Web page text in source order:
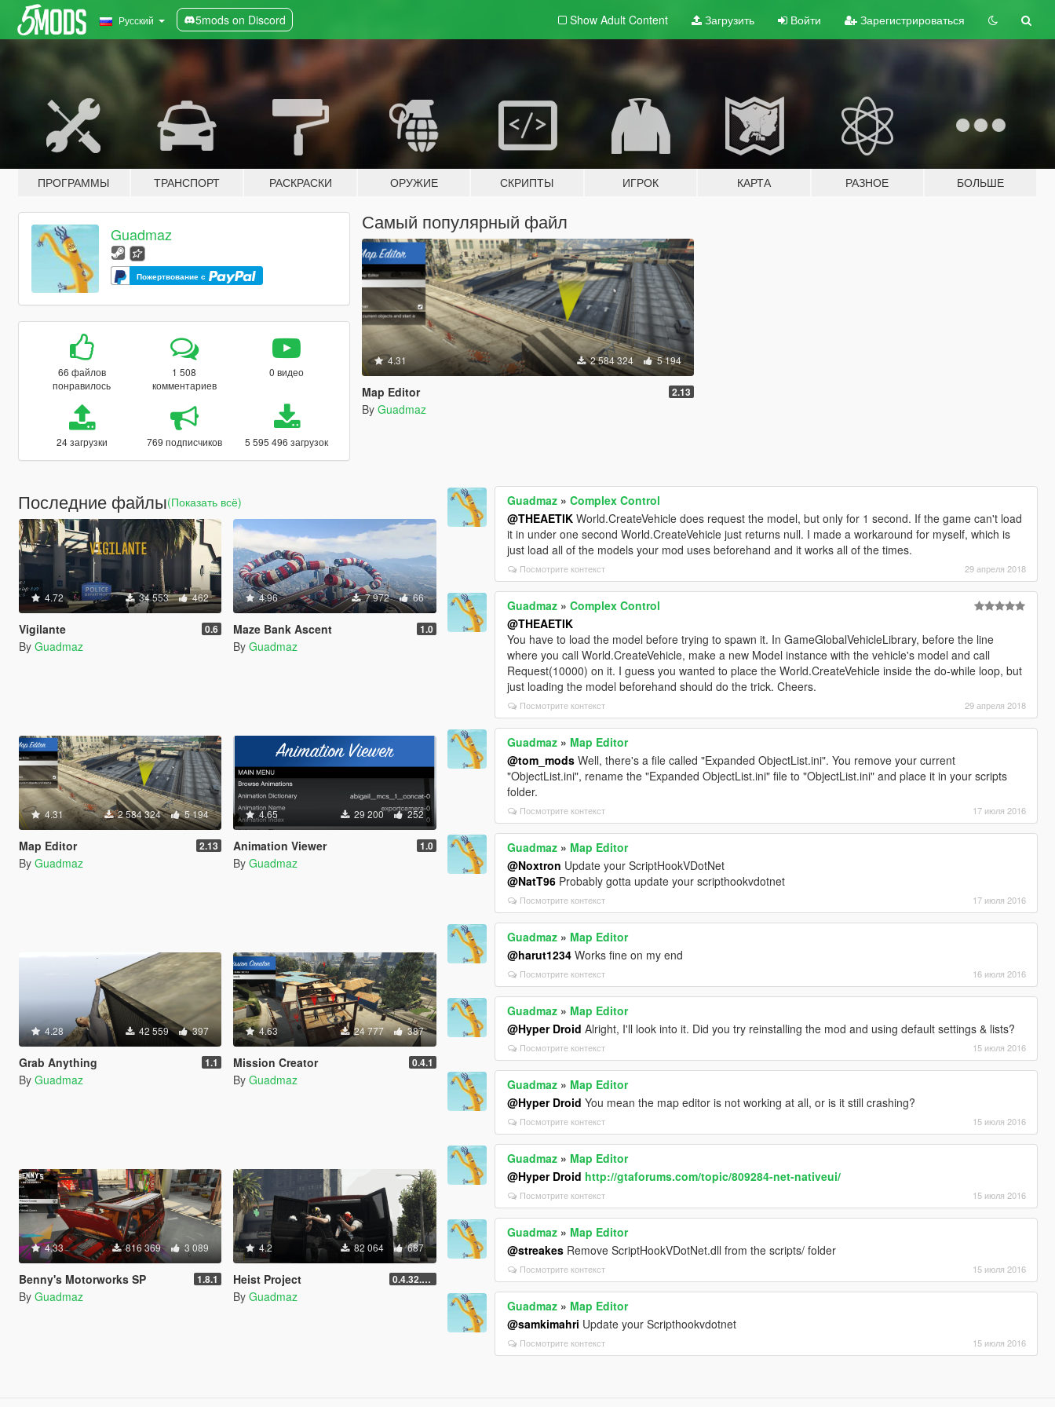
Русский 5mods on Discord Show Adult Content Загрузить Войти Зарегистрироваться
ПРОГРАММЫ ТРАНСПОРТ РАСКРАСКИ ОРУЖИЕ СКРИПТЫ ИГРОК КАРТА РАЗНОЕ БОЛЬШЕ
Guadmaz
Пожертвование с
66 файлов
понравилось
1 508
комментариев
0 видео
24 загрузки 769 подписчиков 5 595 496 загрузок
Самый популярный файл
4.31 2 584 324 5 194
Map Editor 2.13
By Guadmaz
Последние файлы(Показать всё)
4.72 34 553 462
Vigilante 0.6
By Guadmaz
4.96 7 972 66
Maze Bank Ascent 1.0
By Guadmaz
4.31 2 584 324 5 194
Map Editor 2.13
By Guadmaz
4.65 29 200 252
Animation Viewer 1.0
By Guadmaz
4.28 42 559 397
Grab Anything 1.1
By Guadmaz
4.63 24 777 387
Mission Creator 0.4.1
By Guadmaz
4.33 816 369 3 089
Benny's Motorworks SP 1.8.1
By Guadmaz
4.2 82 064 687
Heist Project 0.4.32.678
By Guadmaz
Guadmaz »Complex Control
@THEAETIK World.CreateVehicle does request the model, but only for 1 second. If the game can't load
it in under one second World.CreateVehicle just returns null. I made a workaround for myself, which is
just load all of the models your mod uses beforehand and it works all of the times.
Посмотрите контекст 29 апреля 2018
Guadmaz »Complex Control
@THEAETIK
You have to load the model before trying to spawn it. In GameGlobalVehicleLibrary, before the line
where you call World.CreateVehicle, make a new Model instance with the vehicle's model and call
Request(10000) on it. I guess you wanted to place the World.CreateVehicle inside the do-while loop, but
just loading the model beforehand should do the trick. Cheers.
Посмотрите контекст 29 апреля 2018
Guadmaz » Map Editor
@tom_mods Well, there's a file called "Expanded ObjectList.ini". You remove your current
"ObjectList.ini", rename the "Expanded ObjectList.ini" file to "ObjectList.ini" and place it in your scripts
folder.
Посмотрите контекст 17 июля 2016
Guadmaz » Map Editor
@Noxtron Update your ScriptHookVDotNet
@NatT96 Probably gotta update your scripthookvdotnet
Посмотрите контекст 17 июля 2016
Guadmaz » Map Editor
@harut1234 Works fine on my end
Посмотрите контекст 16 июля 2016
Guadmaz » Map Editor
@Hyper Droid Alright, I'll look into it. Did you try reinstalling the mod and using default settings & lists?
Посмотрите контекст 15 июля 2016
Guadmaz » Map Editor
@Hyper Droid You mean the map editor is not working at all, or is it still crashing?
Посмотрите контекст 15 июля 2016
Guadmaz » Map Editor
@Hyper Droid http://gtaforums.com/topic/809284-net-nativeui/
Посмотрите контекст 15 июля 2016
Guadmaz » Map Editor
@streakes Remove ScriptHookVDotNet.dll from the scripts/ folder
Посмотрите контекст 15 июля 2016
Guadmaz » Map Editor
@samkimahri Update your Scripthookvdotnet
Посмотрите контекст 15 июля 2016